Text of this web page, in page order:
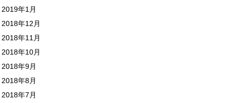
2019年1月
2018年12月
2018年11月
2018年10月
2018年9月
2018年8月
2018年7月